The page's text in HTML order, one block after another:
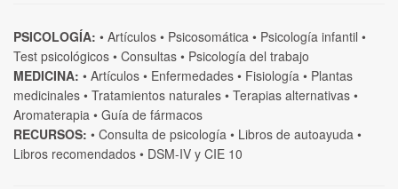
PSICOLOGÍA: • Artículos • Psicosomática • Psicología infantil •
Test psicológicos • Consultas • Psicología del trabajo
MEDICINA: • Artículos • Enfermedades • Fisiología • Plantas
medicinales • Tratamientos naturales • Terapias alternativas •
Aromaterapia • Guía de fármacos
RECURSOS: • Consulta de psicología • Libros de autoayuda •
Libros recomendados • DSM-IV y CIE 10